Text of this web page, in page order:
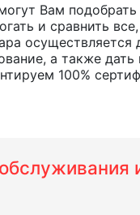
Вам
и сравнить
осуществляется
а также
100%